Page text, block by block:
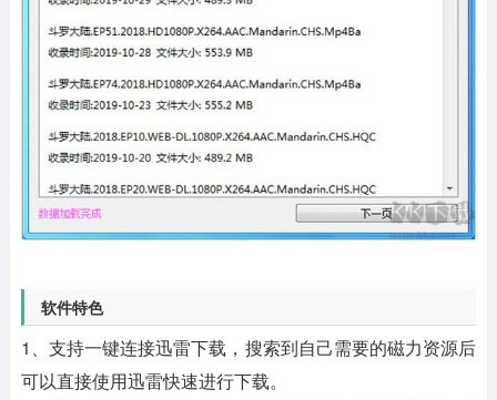
软件特色
1、支持一键连接迅雷下载，搜索到自己需要的磁力资源后
可以直接使用迅雷快速进行下载。